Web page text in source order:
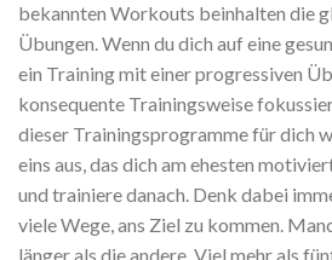
bekannten Workouts beinhalten die
Übungen. Wenn du dich auf eine
ein Training mit einer progressiven
konsequente Trainingsweise
dieser Trainingsprogramme für dich
eins aus, das dich am ehesten
und trainiere danach. Denk dabei
viele Wege, ans Ziel zu kommen.
länger als die andere. Viel mehr als